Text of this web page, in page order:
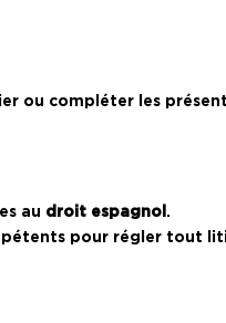
ou compléter les
au droit espagnol .
pour régler tout